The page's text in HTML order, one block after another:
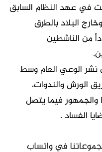
في عهد النظام السابق
البلاد بالطرق
من الناشطين
نشر الوعي العام وسط
الورش والندوات،
والجمهور فيما يتصل
الفساد .